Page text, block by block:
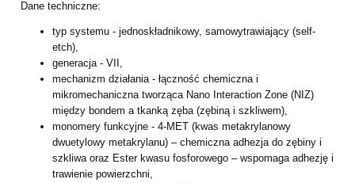
Dane techniczne:
typ systemu - jednoskładnikowy, samowytrawiający (self-
etch),
generacja - VII,
mechanizm działania - łączność chemiczna i
mikromechaniczna tworząca Nano Interaction Zone (NIZ)
między bondem a tkanką zęba (zębiną i szkliwem),
monomery funkcyjne - 4-MET (kwas metakrylanowy
dwuetylowy metakrylanu) – chemiczna adhezja do zębiny i
szkliwa oraz Ester kwasu fosforowego – wspomaga adhezję i
trawienie powierzchni,